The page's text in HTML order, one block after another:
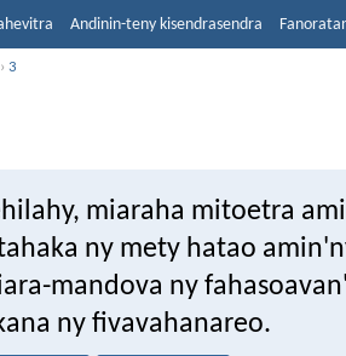
Andinin-teny kisendrasendra
›3
miaraha mitoetra
ny mety hatao
mandova ny
ny fivavahanareo.